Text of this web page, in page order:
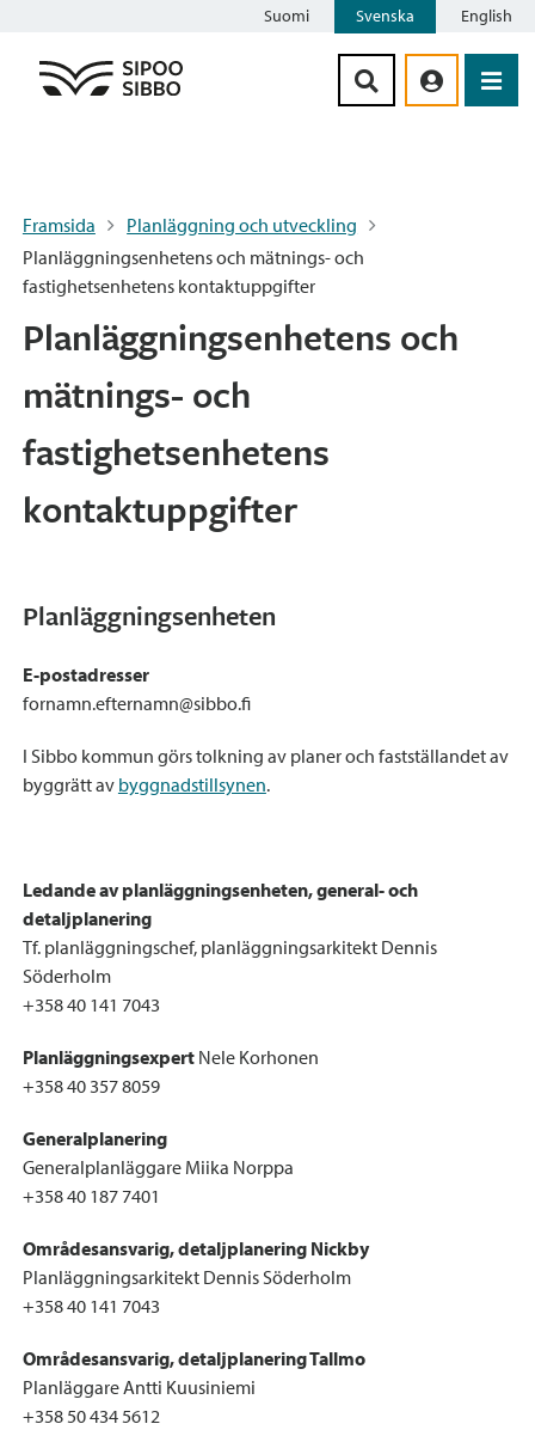
Suomi Svenska English
Framsida
Planläggning och utveckling
Planläggningsenhetens och mätnings- och
fastighetsenhetens kontaktuppgifter
Planläggningsenhetens och
mätnings- och
fastighetsenhetens
kontaktuppgifter
Planläggningsenheten
E-postadresser
fornamn.efternamn@sibbo.fi
I Sibbo kommun görs tolkning av planer och fastställandet av
byggrätt av byggnadstillsynen.
Ledande av planläggningsenheten, general- och
detaljplanering
Tf. planläggningschef, planläggningsarkitekt Dennis
Söderholm
+358 40 141 7043
PlanläggningsexpertNele Korhonen
+358 40 357 8059
Generalplanering
Generalplanläggare Miika Norppa
+358 40 187 7401
Områdesansvarig, detaljplanering Nickby
Planläggningsarkitekt Dennis Söderholm
+358 40 141 7043
Områdesansvarig, detaljplanering Tallmo
Planläggare Antti Kuusiniemi
+358 50 434 5612